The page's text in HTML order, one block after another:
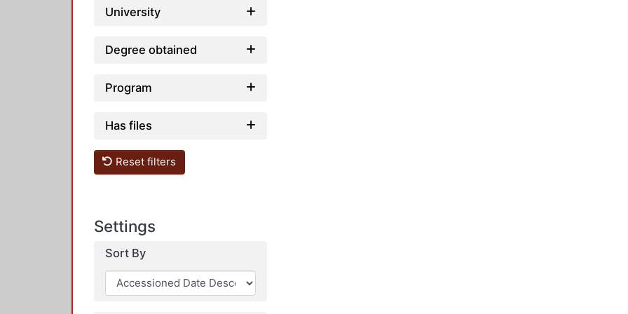
University
Degree obtained
Program
Has files
Reset filters
Settings
Sort By